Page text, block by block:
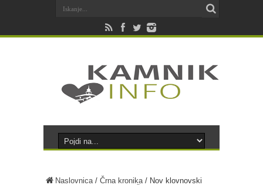
Naslovnica/ Črna kronika/ Nov klovnovski